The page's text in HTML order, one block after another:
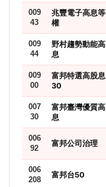
009
43
兆豐電子高息等
權
009
44
野村趨勢動能高
息
009
00
富邦特選高股息
30
007
30
富邦臺灣優質高
息
006
92
富邦公司治理
006
208
富邦台50